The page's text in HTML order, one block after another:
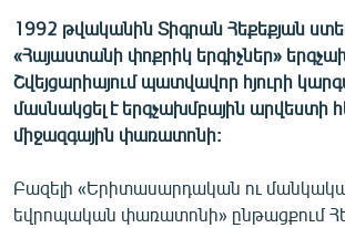
ԱՐԽԻՎ
ՏԵՍԱՆՅՈՒԹԵՐ
ԲԱՆԱՎԵՃ
ՁԳՏԵԼՈՎ ԼԱՎԱԳՈՒՅՆԻՆ
ՓՈԴՔԱՍԹ
1992 թվականին Տիգրան Հեքեքյան
«Հայաստանի փոքրիկ երգիչներ»
Շվեյցարիայում պատվավոր հյուրի
մասնակցել է երգչախմբային արվեստի
միջազգային փառատոնի:
Բազելի «Երիտասարդական ու
եվրոպական փառատոնի» ընթացքում